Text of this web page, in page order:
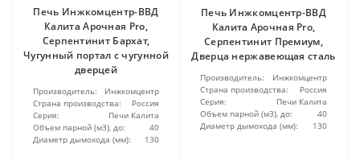
Печь Инжкомцентр-ВВД
Калита Арочная Pro,
Серпентинит Бархат,
Чугунный портал с чугунной
дверцей
Производитель:
Инжкомцентр
Страна производства:
Россия
Серия:
Печи Калита
Объем парной (м3), до:
40
Диаметр дымохода (мм):
130
Печь Инжкомцентр-ВВД
Калита Арочная Pro,
Серпентинит Премиум,
Дверца нержавеющая сталь
Производитель:
Инжкомцентр
Страна производства:
Россия
Серия:
Печи Калита
Объем парной (м3), до:
40
Диаметр дымохода (мм):
130